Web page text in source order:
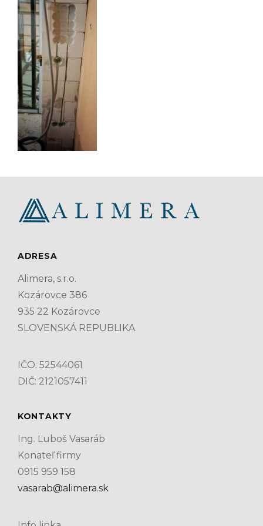
ADRESA
Alimera, s.r.o.
Kozárovce 386
935 22 Kozárovce
SLOVENSKÁ REPUBLIKA
IČO: 52544061
DIČ: 2121057411
KONTAKTY
Ing. Ľuboš Vasaráb
Konateľ firmy
0915 959 158
vasarab@alimera.sk